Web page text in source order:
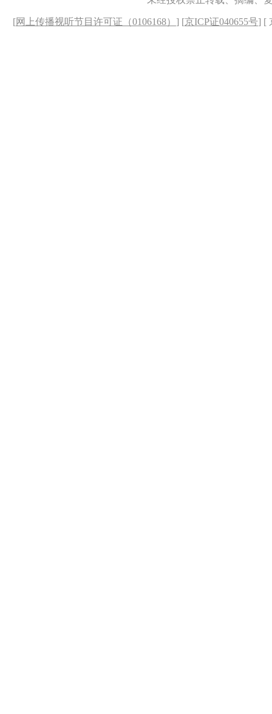
[网上传播视听节目许可证（0106168） ] [京ICP证040655号] [